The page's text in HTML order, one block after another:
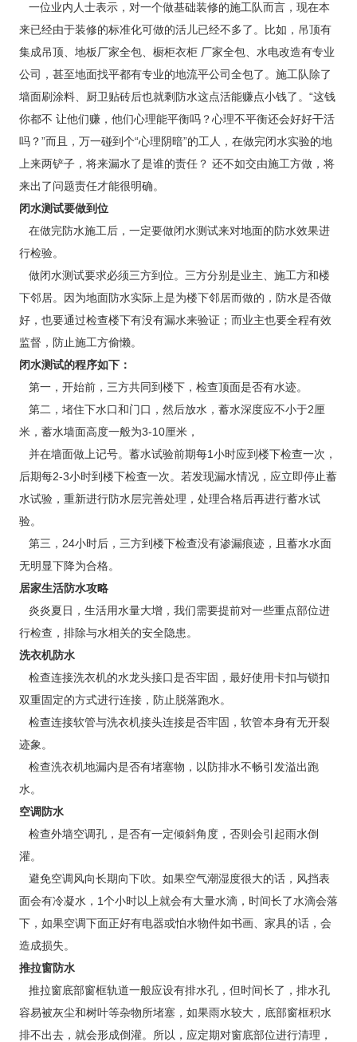
一位业内人士表示，对一个做基础装修的施工队而言，现在本
来已经由于装修的标准化可做的活儿已经不多了。比如，吊顶有
集成吊顶、地板厂家全包、橱柜衣柜 厂家全包、水电改造有专业
公司，甚至地面找平都有专业的地流平公司全包了。施工队除了
墙面刷涂料、厨卫贴砖后也就剩防水这点活能赚点小钱了。“这钱
你都不 让他们赚，他们心理能平衡吗？心理不平衡还会好好干活
吗？”而且，万一碰到个“心理阴暗”的工人，在做完闭水实验的地
上来两铲子，将来漏水了是谁的责任？ 还不如交由施工方做，将
来出了问题责任才能很明确。
闭水测试要做到位
在做完防水施工后，一定要做闭水测试来对地面的防水效果进
行检验。
做闭水测试要求必须三方到位。三方分别是业主、施工方和楼
下邻居。因为地面防水实际上是为楼下邻居而做的，防水是否做
好，也要通过检查楼下有没有漏水来验证；而业主也要全程有效
监督，防止施工方偷懒。
闭水测试的程序如下：
第一，开始前，三方共同到楼下，检查顶面是否有水迹。
第二，堵住下水口和门口，然后放水，蓄水深度应不小于2厘
米，蓄水墙面高度一般为3-10厘米，
并在墙面做上记号。蓄水试验前期每1小时应到楼下检查一次，
后期每2-3小时到楼下检查一次。若发现漏水情况，应立即停止蓄
水试验，重新进行防水层完善处理，处理合格后再进行蓄水试
验。
第三，24小时后，三方到楼下检查没有渗漏痕迹，且蓄水水面
无明显下降为合格。
居家生活防水攻略
炎炎夏日，生活用水量大增，我们需要提前对一些重点部位进
行检查，排除与水相关的安全隐患。
洗衣机防水
检查连接洗衣机的水龙头接口是否牢固，最好使用卡扣与锁扣
双重固定的方式进行连接，防止脱落跑水。
检查连接软管与洗衣机接头连接是否牢固，软管本身有无开裂
迹象。
检查洗衣机地漏内是否有堵塞物，以防排水不畅引发溢出跑
水。
空调防水
检查外墙空调孔，是否有一定倾斜角度，否则会引起雨水倒
灌。
避免空调风向长期向下吹。如果空气潮湿度很大的话，风挡表
面会有冷凝水，1个小时以上就会有大量水滴，时间长了水滴会落
下，如果空调下面正好有电器或怕水物件如书画、家具的话，会
造成损失。
推拉窗防水
推拉窗底部窗框轨道一般应设有排水孔，但时间长了，排水孔
容易被灰尘和树叶等杂物所堵塞，如果雨水较大，底部窗框积水
排不出去，就会形成倒灌。所以，应定期对窗底部位进行清理，